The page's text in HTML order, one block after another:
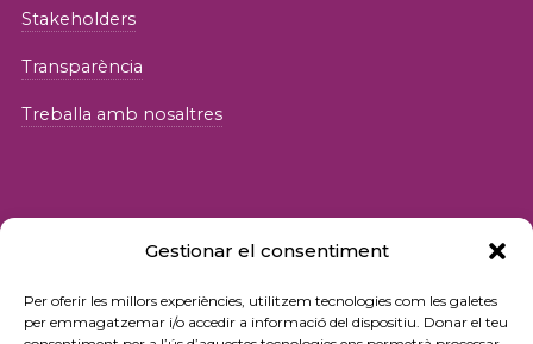
Gestionar el consentiment
Per oferir les millors experiències, utilitzem tecnologies com les galetes
per emmagatzemar i/o accedir a informació del dispositiu. Donar el teu
Stakeholders
Transparència
Treballa amb nosaltres
© 2026 Fundació iSocial